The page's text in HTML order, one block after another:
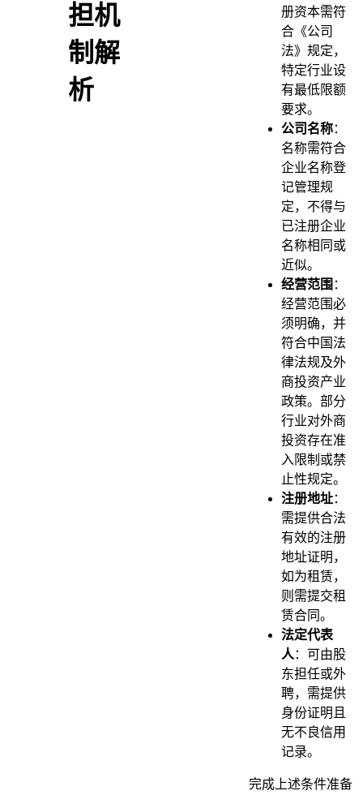
担机
制解
析
册资本需符
合《公司
法》规定，
特定行业设
有最低限额
要求。
公司名称：
名称需符合
企业名称登
记管理规
定，不得与
已注册企业
名称相同或
近似。
经营范围 ：
经营范围必
须明确，并
符合中国法
律法规及外
商投资产业
政策。部分
行业对外商
投资存在准
入限制或禁
止性规定。
注册地址：
需提供合法
有效的注册
地址证明，
如为租赁，
则需提交租
赁合同。
法定代表
人 ：可由股
东担任或外
聘，需提供
身份证明且
无不良信用
记录。
完成上述条件准备